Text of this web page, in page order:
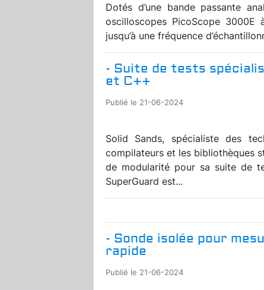
Dotés d’une bande passante
oscilloscopes PicoScope
jusqu’à une fréquence
- Suite de tests
et C++
Publié le 21-06-2024
Solid Sands, spécialiste des
compilateurs et les bibliothèques
de modularité pour sa suite de
SuperGuard est...
- Sonde isolée pour
rapide
Publié le 21-06-2024